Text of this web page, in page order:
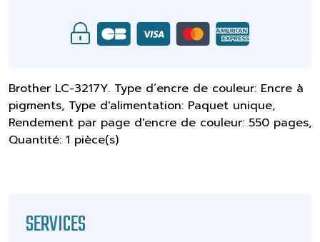
Brother LC-3217Y. Type d’encre de couleur: Encre à
pigments, Type d'alimentation: Paquet unique,
Rendement par page d'encre de couleur: 550 pages,
Quantité: 1 pièce(s)
SERVICES